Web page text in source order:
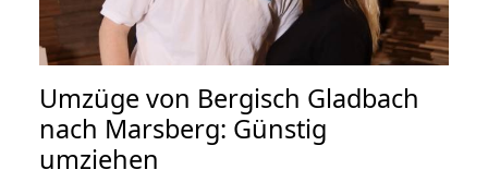
Umzüge von Bergisch Gladbach
nach Marsberg: Günstig
umziehen